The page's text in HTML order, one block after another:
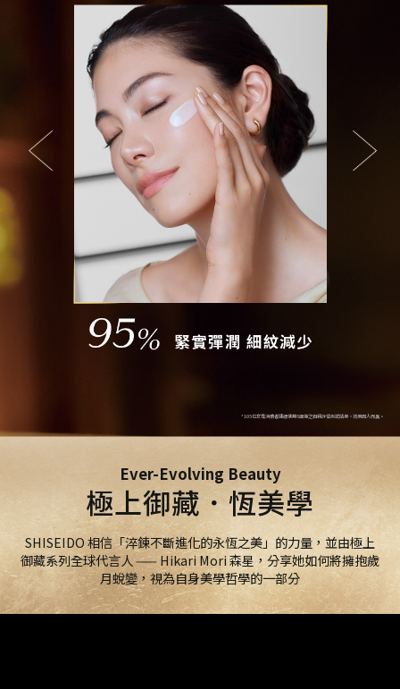
PREVIOUS NEXT
*105位女性消費者連續使用8週後之自我評估測試結果，效果因人而異。
Ever-Evolving Beauty
極上御藏．恆美學
SHISEIDO 相信「淬鍊不斷進化的永恆之美」的力量，並由極上
御藏系列全球代言人 —— Hikari Mori 森星，分享她如何將擁抱歲
月蛻變，視為自身美學哲學的一部分